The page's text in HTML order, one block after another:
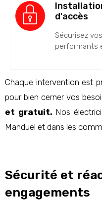
d'accès
Sécurisez
performants
Chaque intervention est
pour bien cerner vos
et gratuit. Nos
Manduel et dans les
Sécurité et
engagements